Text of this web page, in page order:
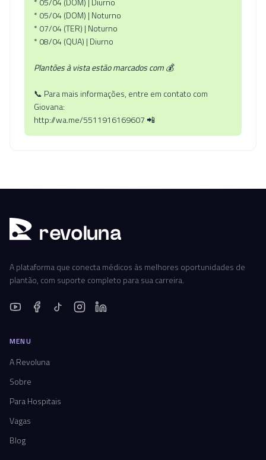
* 05/04 (DOM) | Noturno
* 07/04 (TER) | Noturno
* 08/04 (QUA) | Diurno
Plantões à vista estão marcados com 💰
📞 Para mais informações, entre em contato com
Giovana:
http://wa.me/5511916169607 📲
revoluna
A plataforma que conecta médicos às melhores oportunidades de
plantão, com suporte completo para sua carreira.
MENU
A Revoluna
Sobre
Para Hospitais
Vagas
Blog